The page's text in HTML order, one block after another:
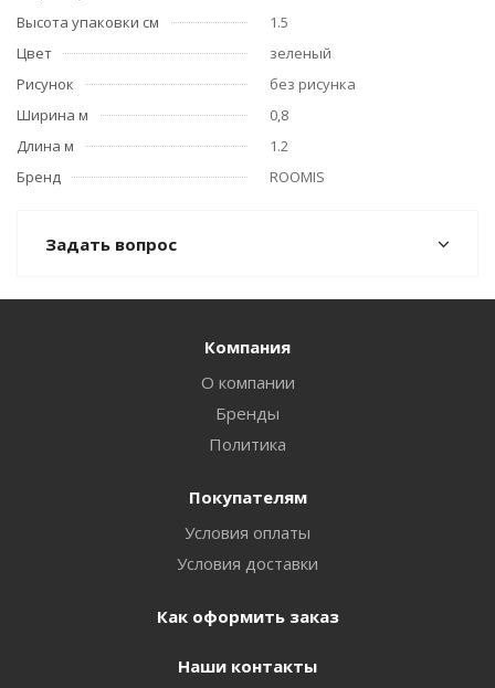
Высота упаковки см
1.5
Цвет
зеленый
Рисунок
без рисунка
Ширина м
0,8
Длина м
1.2
Бренд
ROOMIS
Задать вопрос
Компания
О компании
Бренды
Политика
Покупателям
Условия оплаты
Условия доставки
Как оформить заказ
Наши контакты